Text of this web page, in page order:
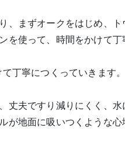
、まずオークをはじめ、
を使って、時間をかけて丁
丁寧につくっていきます。
丈夫ですり減りにくく、水
が地面に吸いつくような